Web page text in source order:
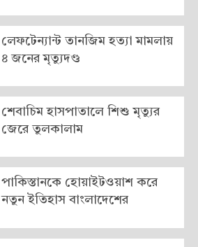
লেফটেন্যান্ট তানজিম হত্যা মামলায়
৪ জনের মৃত্যুদণ্ড
শেবাচিম হাসপাতালে শিশু মৃত্যুর
জেরে তুলকালাম
পাকিস্তানকে হোয়াইটওয়াশ করে
নতুন ইতিহাস বাংলাদেশের